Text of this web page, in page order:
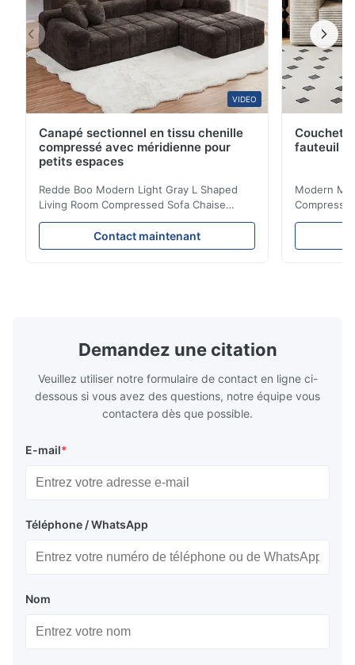
VIDEO
Canapé sectionnel en tissu chenille
compressé avec méridienne pour
petits espaces
Redde Boo Modern Light Gray L Shaped
Living Room Compressed Sofa Chaise
Lounge Product Overview High resilience
soft sectional sofa designed for small
spaces, featuring a contemporary light gray
Contact maintenant
fauteuil
Modern
Room
Demandez une citation
Veuillez utiliser notre formulaire de contact en ligne ci-
dessous si vous avez des questions, notre équipe vous
contactera dès que possible.
E-mail*
Téléphone / WhatsApp
Nom